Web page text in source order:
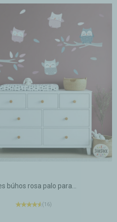
búhos rosa palo para...
(16)